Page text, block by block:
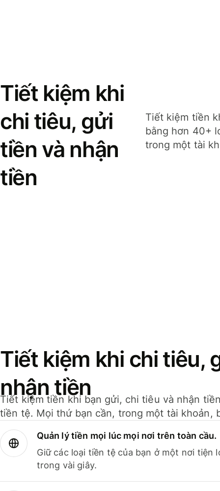
Tiết kiệm khi
chi tiêu, gửi
tiền và nhận
tiền
Tiết kiệm tiền
bằng hơn 40+
trong một tài
Tiết kiệm khi chi tiêu,
nhận tiền
Tiết kiệm tiền khi bạn gửi, chi tiêu và nhận
tiền tệ. Mọi thứ bạn cần, trong một tài khoản,
Quản lý tiền mọi lúc mọi nơi trên toàn cầu.
Giữ các loại tiền tệ của bạn ở một nơi tiện
trong vài giây.